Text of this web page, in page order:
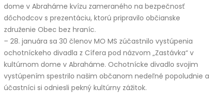
dome v Abraháme kvízu zameraného na bezpečnosť
dôchodcov s prezentáciu, ktorú pripravilo občianske
združenie Obec bez hraníc.
– 28. januára sa 30 členov MO MS zúčastnilo vystúpenia
ochotníckeho divadla z Cífera pod názvom „Zastávka“ v
kultúrnom dome v Abraháme. Ochotnícke divadlo svojim
vystúpením spestrilo našim občanom nedeľné popoludnie a
účastníci si odniesli pekný kultúrny zážitok.